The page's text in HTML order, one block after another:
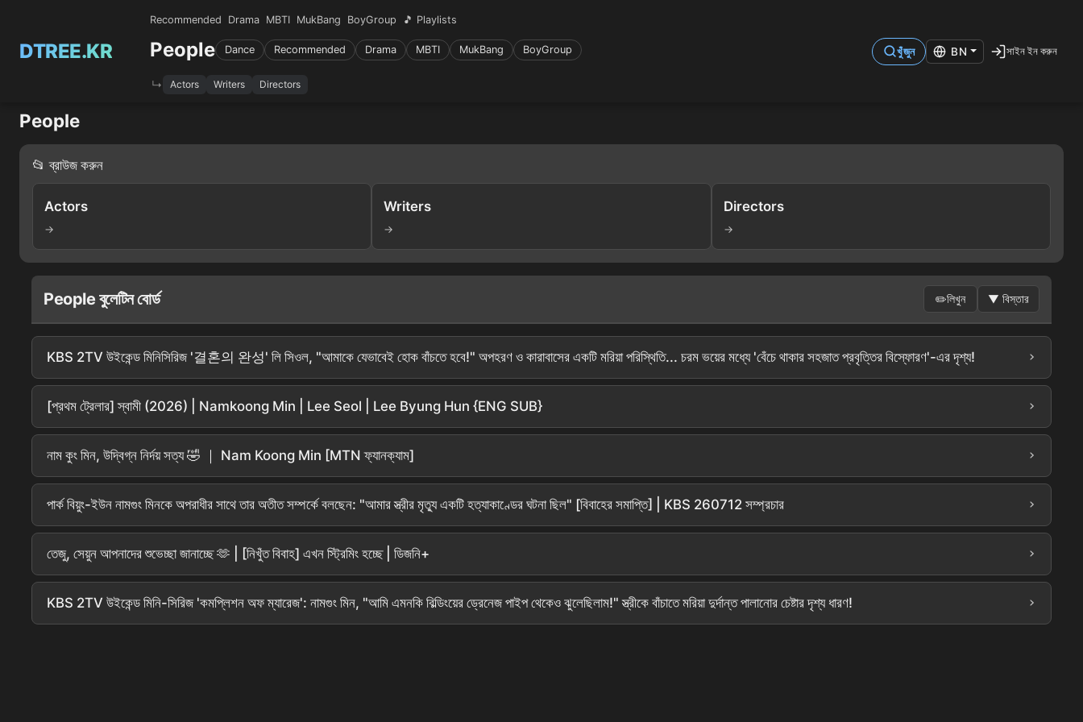
DTREE.KR
Recommended Drama MBTI MukBang BoyGroup 🎵 Playlists
People Dance Recommended Drama MBTI MukBang BoyGroup
Actors Writers Directors
খুঁজুন BN সাইন ইন করুন
People
📂 ব্রাউজ করুন
Actors
→
Writers
→
Directors
→
People বুলেটিন বোর্ড ✏️লিখুন ▼ বিস্তার
KBS 2TV উইকেন্ড মিনিসিরিজ '결혼의 완성' লি সিওল, "আমাকে যেভাবেই হোক বাঁচতে হবে!" অপহরণ ও কারাবাসের একটি মরিয়া পরিস্থিতি... চরম ভয়ের মধ্যে 'বেঁচে থাকার সহজাত প্রবৃত্তির বিস্ফোরণ'-এর দৃশ্য! ›
[প্রথম ট্রেলার] স্বামী (2026) | Namkoong Min | Lee Seol | Lee Byung Hun {ENG SUB} ›
নাম কুং মিন, উদ্বিগ্ন নির্দয় সত্য 🤣 ｜ Nam Koong Min [MTN ফ্যানক্যাম] ›
পার্ক বিয়ুং-ইউন নামগুং মিনকে অপরাধীর সাথে তার অতীত সম্পর্কে বলছেন: "আমার স্ত্রীর মৃত্যু একটি হত্যাকাণ্ডের ঘটনা ছিল" [বিবাহের সমাপ্তি] | KBS 260712 সম্প্রচার ›
তেজু, সেয়ুন আপনাদের শুভেচ্ছা জানাচ্ছে 🫶 | [নিখুঁত বিবাহ] এখন স্ট্রিমিং হচ্ছে | ডিজনি+ ›
KBS 2TV উইকেন্ড মিনি-সিরিজ 'কমপ্লিশন অফ ম্যারেজ': নামগুং মিন, "আমি এমনকি বিল্ডিংয়ের ড্রেনেজ পাইপ থেকেও ঝুলেছিলাম!" স্ত্রীকে বাঁচাতে মরিয়া দুর্দান্ত পালানোর চেষ্টার দৃশ্য ধারণ! ›